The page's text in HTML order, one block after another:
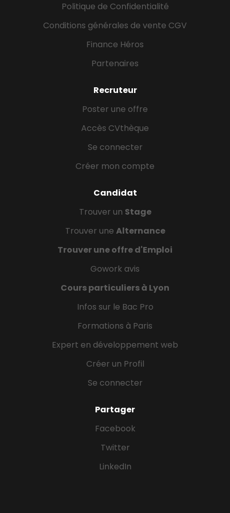
Politique de Confidentialité
Conditions générales de vente CGV
Finance Héros
Partenaires
Recruteur
Poster une offre
Accès CVthèque
Se connecter
Créer mon compte
Candidat
Trouver un Stage
Trouver une Alternance
Trouver une offre d'Emploi
Gowork avis
Cours particuliers à Lyon
Infos sur le Bac Pro
Formations à Paris
Expert en développement web
Créer un Profil
Se connecter
Partager
Facebook
Twitter
LinkedIn